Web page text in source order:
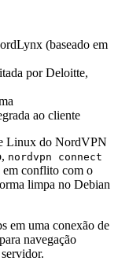
(baseado em
por Deloitte,
ao cliente
Linux do NordVPN
nordvpn connect
em conflito com o
limpa no Debian
em uma conexão de
navegação